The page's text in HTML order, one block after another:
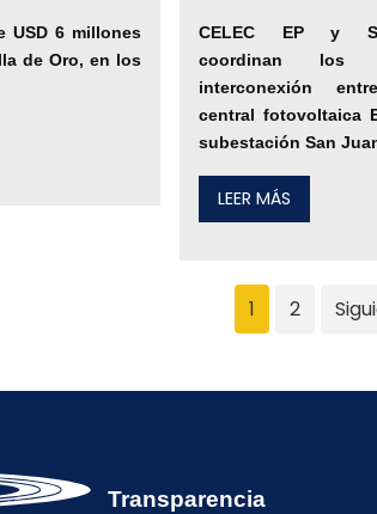
USD 6 millones
de Oro, en los
CELEC EP y
coordinan los
interconexión
central fotovoltaica
subestación San
LEER MÁS
1 2
Transparencia